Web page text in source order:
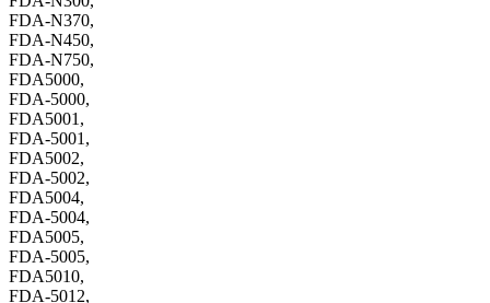
FDA-N370,
FDA-N450,
FDA-N750,
FDA5000,
FDA-5000,
FDA5001,
FDA-5001,
FDA5002,
FDA-5002,
FDA5004,
FDA-5004,
FDA5005,
FDA-5005,
FDA5010,
FDA-5012,